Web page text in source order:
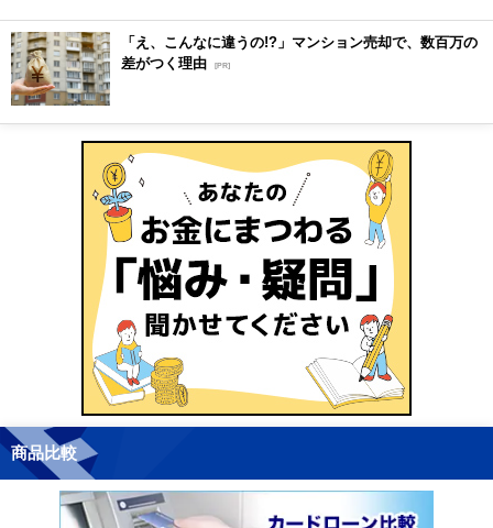
「え、こんなに違うの!?」マンション売却で、数百万の
差がつく理由 [PR]
商品比較